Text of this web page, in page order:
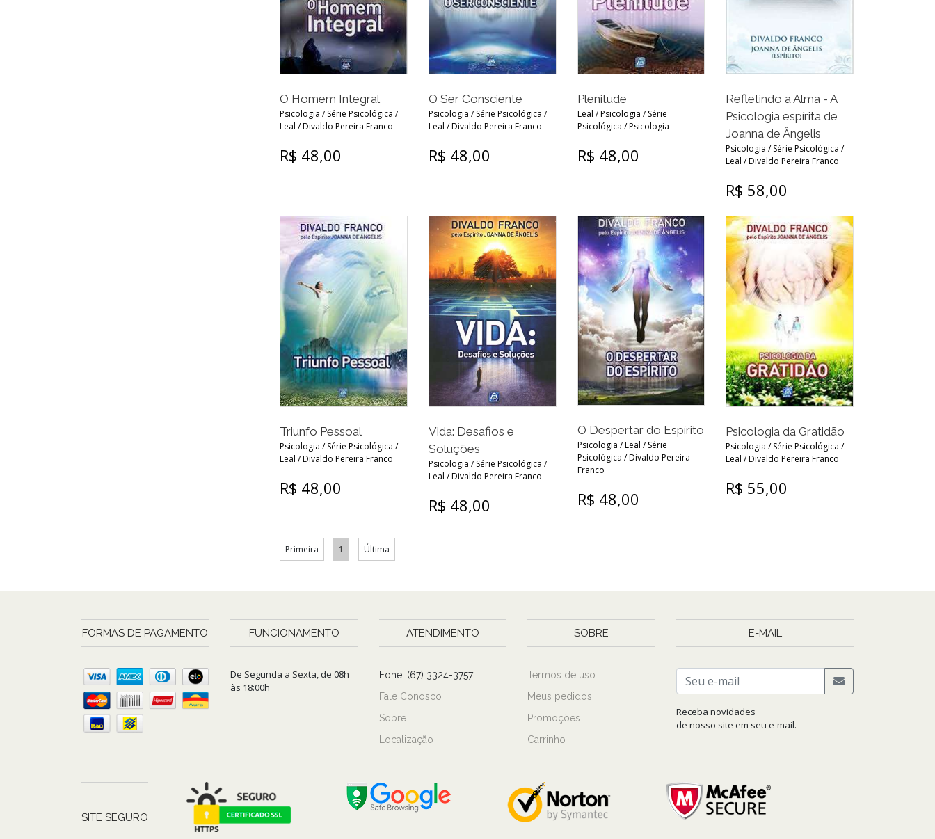
O Homem Integral
Psicologia / Série Psicológica /
Leal / Divaldo Pereira Franco
R$ 48,00
O Ser Consciente
Psicologia / Série Psicológica /
Leal / Divaldo Pereira Franco
R$ 48,00
Plenitude
Leal / Psicologia / Série
Psicológica / Psicologia
R$ 48,00
Refletindo a Alma - A
Psicologia espírita de
Joanna de Ângelis
Psicologia / Série Psicológica /
Leal / Divaldo Pereira Franco
R$ 58,00
Triunfo Pessoal
Psicologia / Série Psicológica /
Leal / Divaldo Pereira Franco
R$ 48,00
Vida: Desafios e
Soluções
Psicologia / Série Psicológica /
Leal / Divaldo Pereira Franco
R$ 48,00
O Despertar do Espírito
Psicologia / Leal / Série
Psicológica / Divaldo Pereira
Franco
R$ 48,00
Psicologia da Gratidão
Psicologia / Série Psicológica /
Leal / Divaldo Pereira Franco
R$ 55,00
Primeira 1 Última
FORMAS DE PAGAMENTO FUNCIONAMENTO
De Segunda a Sexta, de 08h
às 18:00h
ATENDIMENTO
Fone: (67) 3324-3757
Fale Conosco
Sobre
Localização
SOBRE
Termos de uso
Meus pedidos
Promoções
Carrinho
E-MAIL
Receba novidades
de nosso site em seu e-mail.
SITE SEGURO